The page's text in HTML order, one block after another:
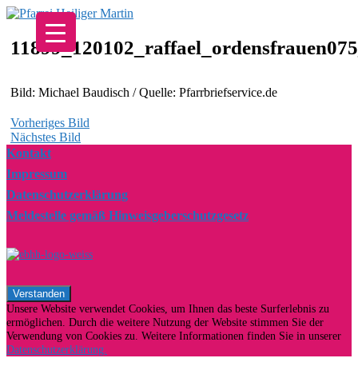
Zum
springen
Bild: Michael Baudisch / Quelle: Pfarrbriefservice.de
Vorheriges Bild
Nächstes Bild
Kontakt
Impressum
Datenschutzerklärung
Meldestelle gemäß Hinweisgeberschutzgesetz
Unsere Website verwendet Cookies, um Ihnen das beste Surferlebnis zu
ermöglichen. Durch die weitere Nutzung der Website stimmen Sie der
Verwendung von Cookies zu. Weitere Informationen finden Sie in unserer
Datenschutzerklärung.